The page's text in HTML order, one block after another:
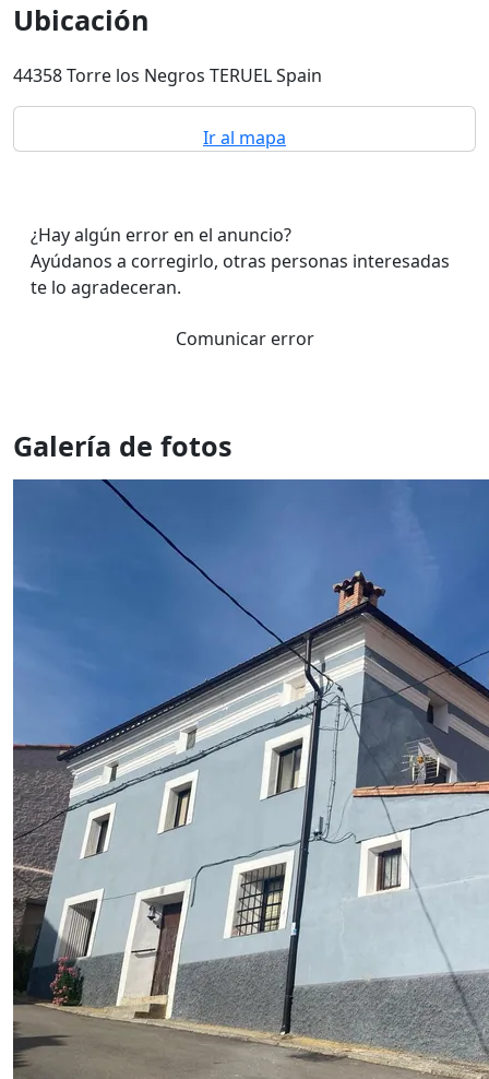
Ubicación
44358 Torre los Negros TERUEL Spain
Ir al mapa
¿Hay algún error en el anuncio?
Ayúdanos a corregirlo, otras personas interesadas
te lo agradeceran.
Comunicar error
Galería de fotos